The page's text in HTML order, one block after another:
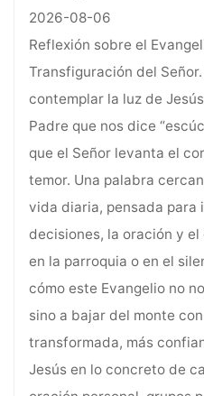
2026-08-06
Reflexión sobre el
Transfiguración del
contemplar la luz de
Padre que nos dice
que el Señor levanta el
temor. Una palabra
vida diaria, pensada para
decisiones, la oración y
en la parroquia o en el
cómo este Evangelio no
sino a bajar del monte
transformada, más
Jesús en lo concreto de